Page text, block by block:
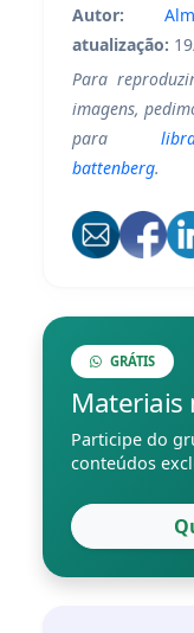
Autor:
atualização:
Para
imagens,
para
battenberg.
GRÁTIS
Materiais
Participe do
conteúdos